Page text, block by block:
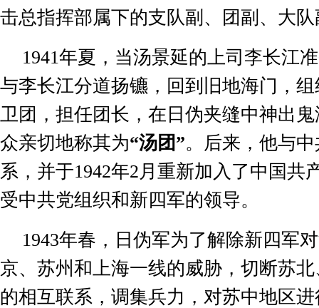
击总指挥部属下的支队副、团副、大
1941年夏，当汤景延的上司李长江
与李长江分道扬镳，回到旧地海门，
卫团，担任团长，在日伪夹缝中神出
众亲切地称其为“汤团”。后来，他与
系，并于1942年2月重新加入了中国共
受中共党组织和新四军的领导。
1943年春，日伪军为了解除新四军
京、苏州和上海一线的威胁，切断苏
的相互联系，调集兵力，对苏中地区进